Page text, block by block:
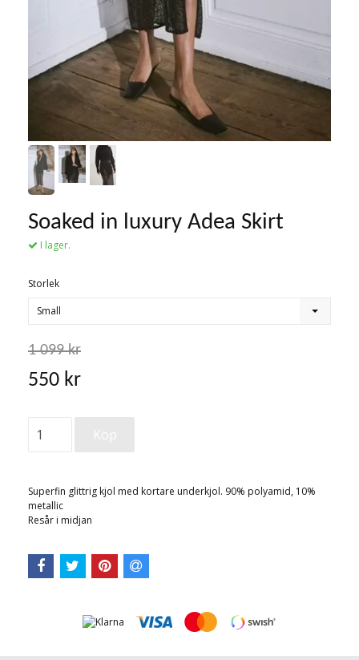
Soaked in luxury Adea Skirt
I lager.
Storlek
Small
1 099 kr
550 kr
Superfin glittrig kjol med kortare underkjol. 90% polyamid, 10%
metallic
Resår i midjan